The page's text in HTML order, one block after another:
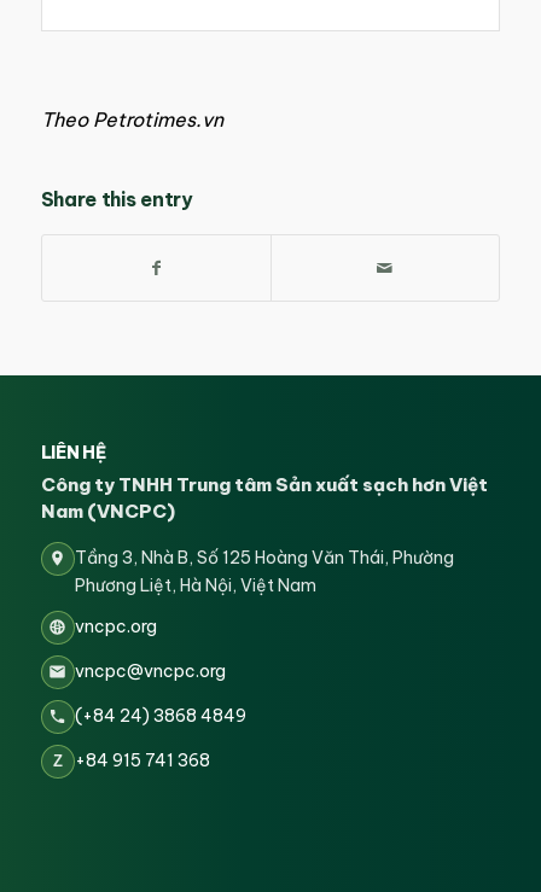
Theo Petrotimes.vn
Share this entry
LIÊN HỆ
Công ty TNHH Trung tâm Sản xuất sạch hơn Việt
Nam (VNCPC)
Tầng 3, Nhà B, Số 125 Hoàng Văn Thái, Phường
Phương Liệt, Hà Nội, Việt Nam
vncpc.org
vncpc@vncpc.org
(+84 24) 3868 4849
Z +84 915 741 368